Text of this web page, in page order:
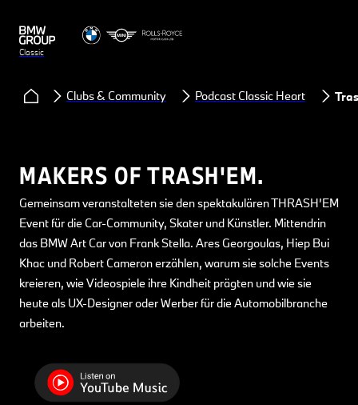
Classic
Clubs & Community Podcast Classic Heart
MAKERS OF TRASH'EM.
Gemeinsam veranstalteten sie den spektakulären THRASH’EM
Event für die Car-Community, Skater und Künstler. Mittendrin
das BMW Art Car von Frank Stella. Ares Georgoulas, Hiep Bui
Khac und Robert Cameron erzählen, warum sie solche Events
kreieren, wie Videospiele ihre Kindheit prägten und wie sie
heute als UX-Designer oder Werber für die Automobilbranche
arbeiten.